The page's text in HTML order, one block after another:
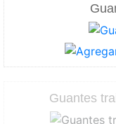
Guantes